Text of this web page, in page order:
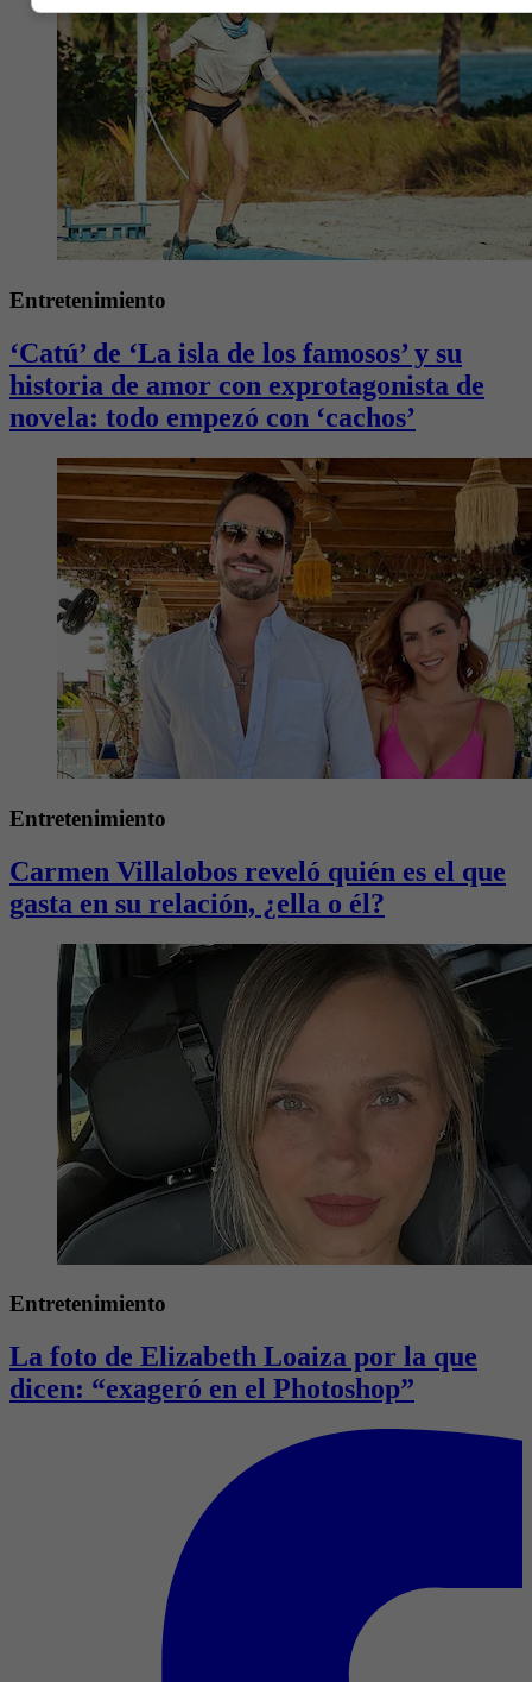
Entretenimiento
‘Catú’ de ‘La isla de los famosos’ y su
historia de amor con exprotagonista de
novela: todo empezó con ‘cachos’
Entretenimiento
Carmen Villalobos reveló quién es el que
gasta en su relación, ¿ella o él?
Entretenimiento
La foto de Elizabeth Loaiza por la que
dicen: “exageró en el Photoshop”